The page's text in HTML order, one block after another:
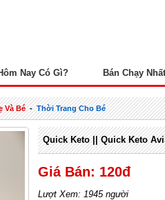
Nay Có Gì? Bán Chạy Nhất
Và Bé-Thời Trang Cho Bé
Quick Keto || Quick Keto
Giá Bán: 120đ
Lượt Xem: 1945 người